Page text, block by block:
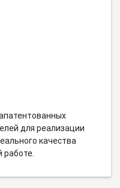
для реализации
качества
работе.